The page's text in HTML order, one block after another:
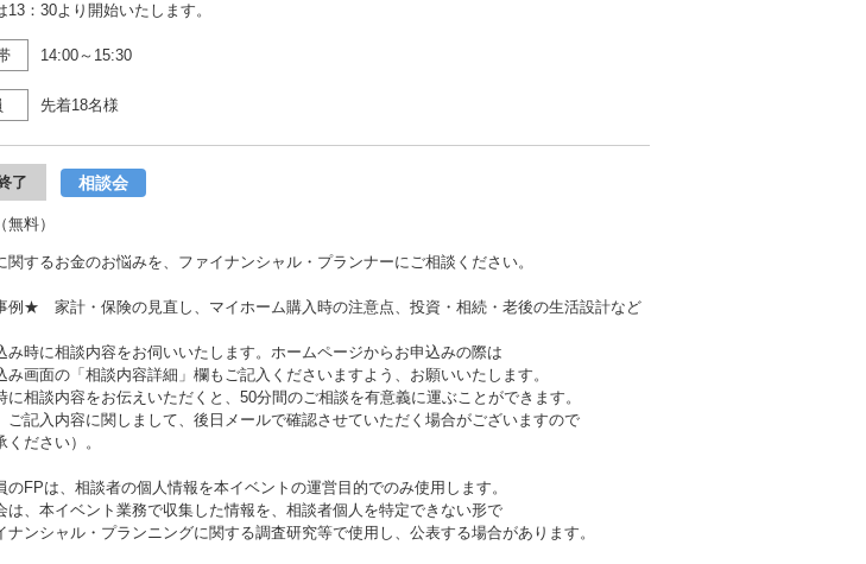
：30より開始いたします。
14:00～15:30
先着18名様
了 相談会
料）
関するお金のお悩みを、ファイナンシャル・プランナーにご相談ください。
例★ 家計・保険の見直し、マイホーム購入時の注意点、投資・相続・老後の生活設計など
時に相談内容をお伺いいたします。ホームページからお申込みの際は
画面の「相談内容詳細」欄もご記入くださいますよう、お願いいたします。
に相談内容をお伝えいただくと、50分間のご相談を有意義に運ぶことができます。
記入内容に関しまして、後日メールで確認させていただく場合がございますので
ださい）。
FPは、相談者の個人情報を本イベントの運営目的でのみ使用します。
、本イベント業務で収集した情報を、相談者個人を特定できない形で
ンシャル・プランニングに関する調査研究等で使用し、公表する場合があります。